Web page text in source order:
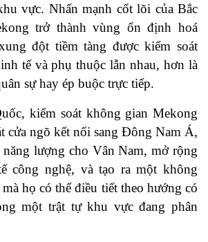
vực. Nhấn mạnh cốt lõi của Bắc
trở thành vùng ổn định hoá
đột tiềm tàng được kiểm soát
tế và phụ thuộc lẫn nhau, hơn là
sự hay ép buộc trực tiếp.
kiểm soát không gian Mekong
cửa ngõ kết nối sang Đông Nam Á,
năng lượng cho Vân Nam, mở rộng
công nghệ, và tạo ra một không
họ có thể điều tiết theo hướng có
một trật tự khu vực đang phân